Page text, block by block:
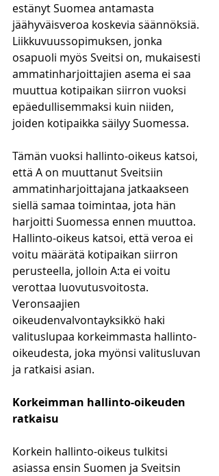
estänyt Suomea antamasta
jäähyväisveroa koskevia säännöksiä.
Liikkuvuussopimuksen, jonka
osapuoli myös Sveitsi on, mukaisesti
ammatinharjoittajien asema ei saa
muuttua kotipaikan siirron vuoksi
epäedullisemmaksi kuin niiden,
joiden kotipaikka säilyy Suomessa.
Tämän vuoksi hallinto-oikeus katsoi,
että A on muuttanut Sveitsiin
ammatinharjoittajana jatkaakseen
siellä samaa toimintaa, jota hän
harjoitti Suomessa ennen muuttoa.
Hallinto-oikeus katsoi, että veroa ei
voitu määrätä kotipaikan siirron
perusteella, jolloin A:ta ei voitu
verottaa luovutusvoitosta.
Veronsaajien
oikeudenvalvontayksikkö haki
valituslupaa korkeimmasta hallinto-
oikeudesta, joka myönsi valitusluvan
ja ratkaisi asian.
Korkeimman hallinto-oikeuden
ratkaisu
Korkein hallinto-oikeus tulkitsi
asiassa ensin Suomen ja Sveitsin